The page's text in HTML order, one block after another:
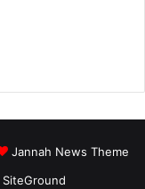
Jannah News Theme
SiteGround